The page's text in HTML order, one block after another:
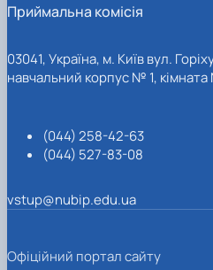
Приймальна комісія
03041, Україна, м. Київ вул.
навчальний корпус № 1,
(044) 258-42-63
(044) 527-83-08
vstup@nubip.edu.ua
Офіційний портал сайту